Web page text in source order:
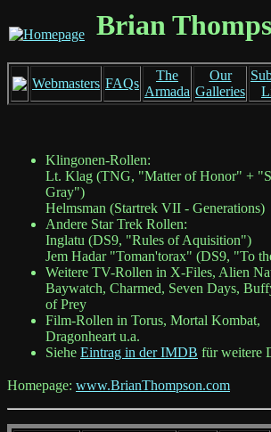
Brian
Webmasters FAQs
The
Armada
Our
Galleries
Klingonen-Rollen:
Lt. Klag (TNG, "Matter of Honor" +
Gray")
Helmsman (Startrek VII - Generations)
Andere Star Trek Rollen:
Inglatu (DS9, "Rules of Aquisition")
Jem Hadar "Toman'torax" (DS9, "To
Weitere TV-Rollen in X-Files, Alien
Baywatch, Charmed, Seven Days,
of Prey
Film-Rollen in Torus, Mortal Kombat,
Dragonheart u.a.
Siehe Eintrag in der IMDB für weitere
Homepage: www.BrianThompson.com